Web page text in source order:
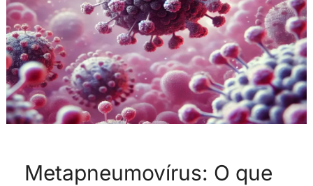
Metapneumovírus: O que
que
Você
Precisa
Saber